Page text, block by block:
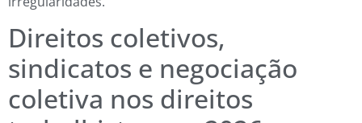
Direitos coletivos,
sindicatos e negociação
coletiva nos direitos